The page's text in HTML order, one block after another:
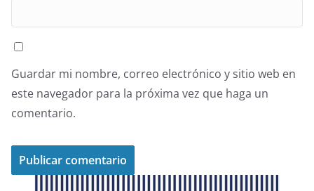
Guardar mi nombre, correo electrónico y sitio web en
este navegador para la próxima vez que haga un
comentario.